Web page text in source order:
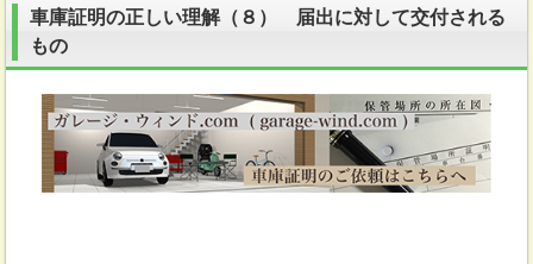
車庫証明の正しい理解（８） 届出に対して交付される
もの